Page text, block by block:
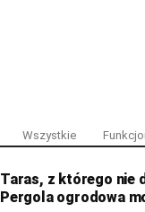
Wszystkie
Taras, z którego nie
Pergola ogrodowa